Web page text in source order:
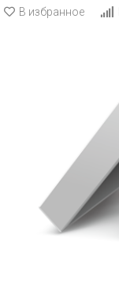
В избранное